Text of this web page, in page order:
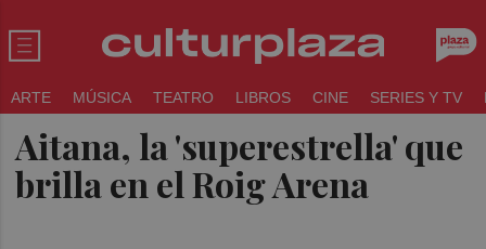
ARTE MÚSICA TEATRO LIBROS CINE SERIES Y TV
Aitana, la 'superestrella' que
brilla en el Roig Arena